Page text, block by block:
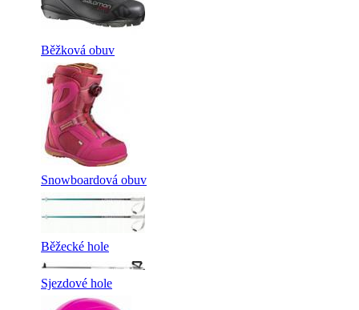
Běžková obuv
Snowboardová obuv
Běžecké hole
Sjezdové hole